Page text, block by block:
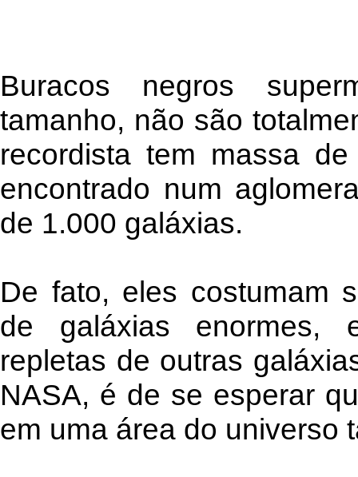
Buracos negros
tamanho, não são
recordista tem massa
encontrado num
de 1.000 galáxias.
De fato, eles costumam
de galáxias enormes,
repletas de outras
NASA, é de se esperar
em uma área do universo